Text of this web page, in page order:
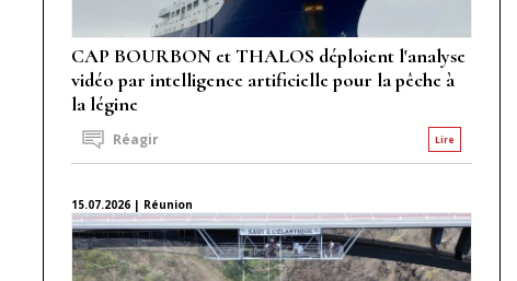
CAP BOURBON et THALOS déploient l'analyse
vidéo par intelligence artificielle pour la pêche à
la légine
Lire
Réagir
15.07.2026 | Réunion